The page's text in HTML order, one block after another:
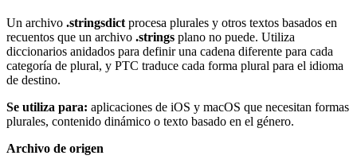
Un archivo .stringsdict procesa plurales y otros textos basados en
recuentos que un archivo .strings plano no puede. Utiliza
diccionarios anidados para definir una cadena diferente para cada
categoría de plural, y PTC traduce cada forma plural para el idioma
de destino.
Se utiliza para: aplicaciones de iOS y macOS que necesitan formas
plurales, contenido dinámico o texto basado en el género.
Archivo de origen